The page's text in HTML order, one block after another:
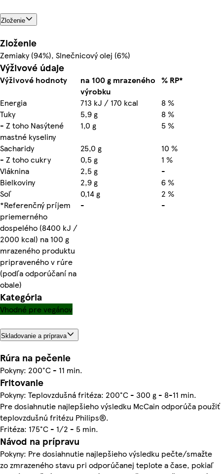
Zloženie
Zloženie
Zemiaky (94%), Slnečnicový olej (6%)
Výživové údaje
Výživové hodnoty
na 100 g mrazeného
výrobku
% RP*
Energia
713 kJ / 170 kcal
8 %
Tuky
5,9 g
8 %
- Z toho Nasýtené
mastné kyseliny
1,0 g
5 %
Sacharidy
25,0 g
10 %
- Z toho cukry
0,5 g
1 %
Vláknina
2,5 g
-
Bielkoviny
2,9 g
6 %
Soľ
0,14 g
2 %
*Referenčný príjem
priemerného
dospelého (8400 kJ /
2000 kcal) na 100 g
mrazeného produktu
pripraveného v rúre
(podľa odporúčaní na
obale)
- -
Kategória
Vhodné pre vegánov
Skladovanie a príprava
Rúra na pečenie
Pokyny: 200°C - 11 min.
Fritovanie
Pokyny: Teplovzdušná fritéza: 200°C - 300 g - 8-11 min.
Pre dosiahnutie najlepšieho výsledku McCain odporúča použiť
teplovzdušnú fritézu Philips®.
Fritéza: 175°C - 1/2 - 5 min.
Návod na prípravu
Pokyny: Pre dosiahnutie najlepšieho výsledku pečte/smažte
zo zmrazeného stavu pri odporúčanej teplote a čase, pokiaľ